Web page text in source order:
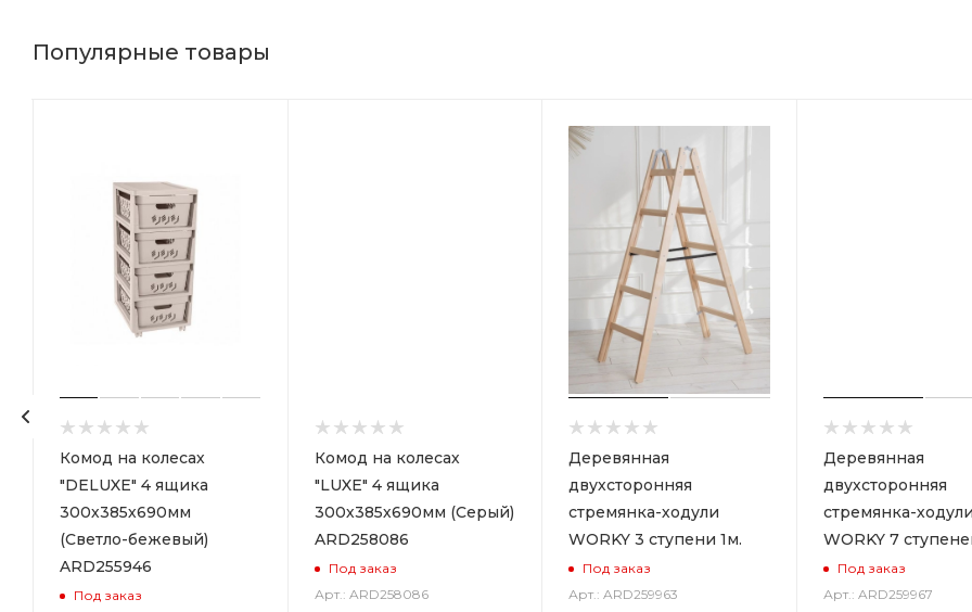
Популярные товары
Комод на колесах
"DELUXE" 4 ящика
300х385х690мм
(Светло-бежевый)
ARD255946
Под заказ
Комод на колесах
"LUXE" 4 ящика
300х385х690мм (Серый)
ARD258086
Под заказ
Арт.: ARD258086
Деревянная
двухсторонняя
стремянка-ходули
WORKY 3 ступени 1м.
Под заказ
Арт.: ARD259963
Деревянная
двухсторонняя
стремянка-ходули
WORKY 7
Под заказ
Арт.: ARD259967